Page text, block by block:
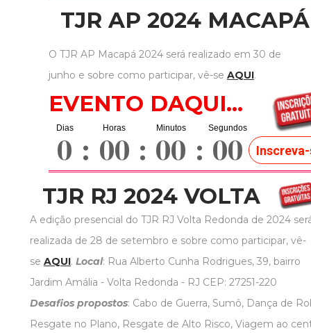
TJR AP 2024 MACAPÁ
O TJR AP Macapá 2024 será realizado em 30 de
junho e sobre como participar, vê-se AQUI.
EVENTO DAQUI...
0 : 00 : 00 : 00
TJR RJ 2024 VOLTA
A edição presencial do TJR RJ Volta Redonda de 2024
realizada de 28 de setembro e sobre como participar, vê-
se AQUI. Local: Rua Alberto Cunha Rodrigues, 39, bairro
Jardim Amália - Volta Redonda - RJ CEP: 27251-220
Desafios propostos: Cabo de Guerra, Sumô, Dança de
Resgate no Plano, Resgate de Alto Risco, Viagem ao